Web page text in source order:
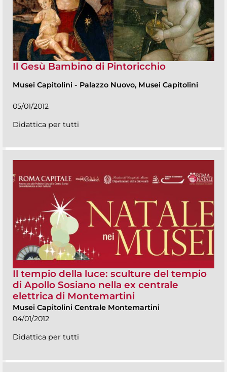
Il Gesù Bambino di Pintoricchio
Musei Capitolini - Palazzo Nuovo, Musei Capitolini
05/01/2012
Didattica per tutti
Il tempio della luce: sculture del tempio
di Apollo Sosiano nella ex centrale
elettrica di Montemartini
Musei Capitolini Centrale Montemartini
04/01/2012
Didattica per tutti